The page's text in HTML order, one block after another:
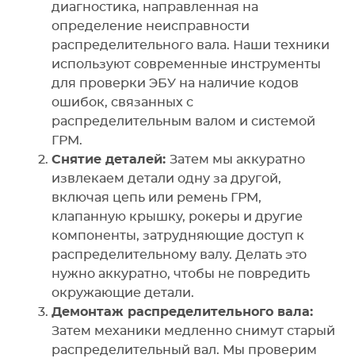
диагностика, направленная на
определение неисправности
распределительного вала. Наши техники
используют современные инструменты
для проверки ЭБУ на наличие кодов
ошибок, связанных с
распределительным валом и системой
ГРМ.
Снятие деталей: Затем мы аккуратно
извлекаем детали одну за другой,
включая цепь или ремень ГРМ,
клапанную крышку, рокеры и другие
компоненты, затрудняющие доступ к
распределительному валу. Делать это
нужно аккуратно, чтобы не повредить
окружающие детали.
Демонтаж распределительного вала:
Затем механики медленно снимут старый
распределительный вал. Мы проверим